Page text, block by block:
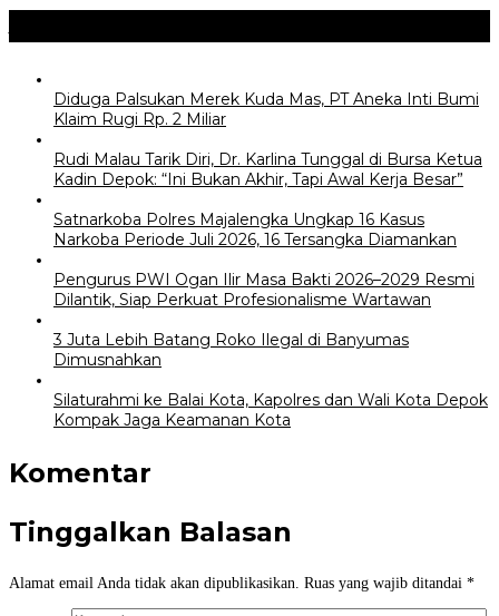
Diduga Palsukan Merek Kuda Mas, PT Aneka Inti Bumi
Klaim Rugi Rp. 2 Miliar
Rudi Malau Tarik Diri, Dr. Karlina Tunggal di Bursa Ketua
Kadin Depok: “Ini Bukan Akhir, Tapi Awal Kerja Besar”
Satnarkoba Polres Majalengka Ungkap 16 Kasus
Narkoba Periode Juli 2026, 16 Tersangka Diamankan
Pengurus PWI Ogan Ilir Masa Bakti 2026–2029 Resmi
Dilantik, Siap Perkuat Profesionalisme Wartawan
3 Juta Lebih Batang Roko Ilegal di Banyumas
Dimusnahkan
Silaturahmi ke Balai Kota, Kapolres dan Wali Kota Depok
Kompak Jaga Keamanan Kota
Komentar
Tinggalkan Balasan
Alamat email Anda tidak akan dipublikasikan. Ruas yang wajib ditandai *